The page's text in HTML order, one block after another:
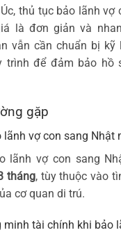
thủ tục bảo lãnh vợ
là đơn giản và
vẫn cần chuẩn bị kỹ
trình để đảm bảo hồ
gặp
vợ con sang Nhật
lãnh vợ con sang
tháng, tùy thuộc vào
cơ quan di trú.
minh tài chính khi bảo